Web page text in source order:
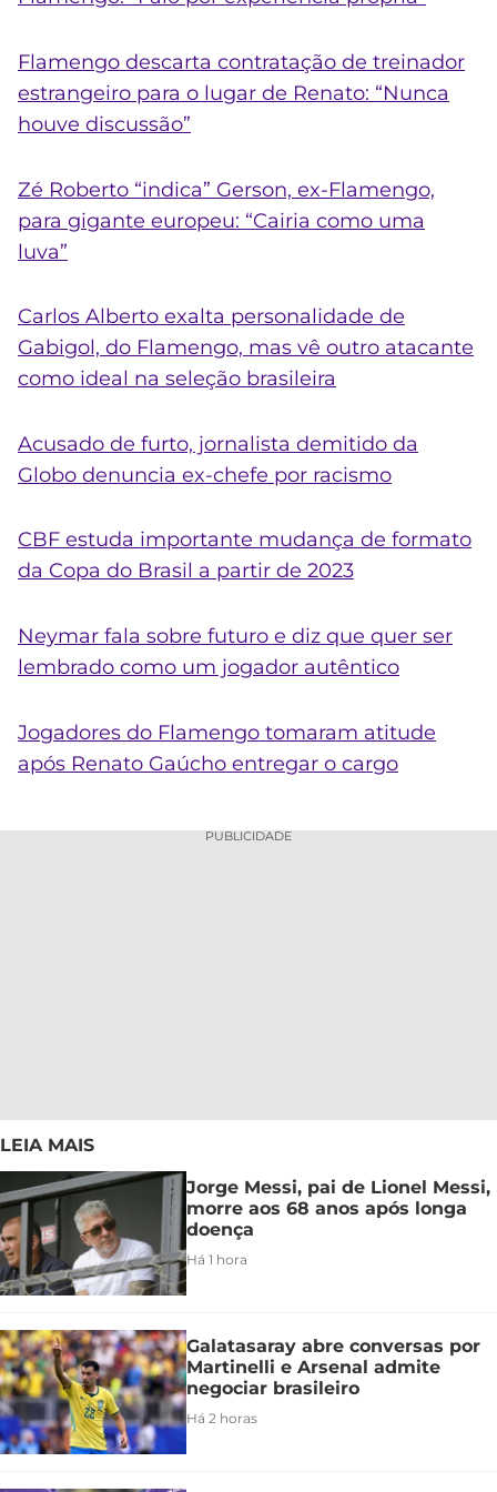
Flamengo descarta contratação de treinador
estrangeiro para o lugar de Renato: “Nunca
houve discussão”
Zé Roberto “indica” Gerson, ex-Flamengo,
para gigante europeu: “Cairia como uma
luva”
Carlos Alberto exalta personalidade de
Gabigol, do Flamengo, mas vê outro atacante
como ideal na seleção brasileira
Acusado de furto, jornalista demitido da
Globo denuncia ex-chefe por racismo
CBF estuda importante mudança de formato
da Copa do Brasil a partir de 2023
Neymar fala sobre futuro e diz que quer ser
lembrado como um jogador autêntico
Jogadores do Flamengo tomaram atitude
após Renato Gaúcho entregar o cargo
PUBLICIDADE
LEIA MAIS
Jorge Messi, pai de Lionel Messi,
morre aos 68 anos após longa
doença
Há 1 hora
Galatasaray abre conversas por
Martinelli e Arsenal admite
negociar brasileiro
Há 2 horas